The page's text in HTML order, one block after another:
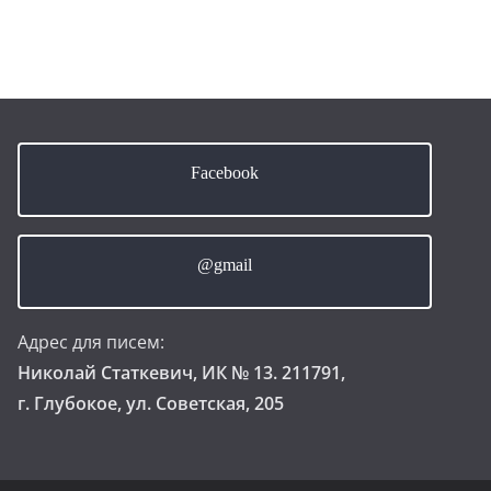
Facebook
@gmail
Адрес для писем:
Николай Статкевич, ИК № 13. 211791,
г. Глубокое, ул. Советская, 205